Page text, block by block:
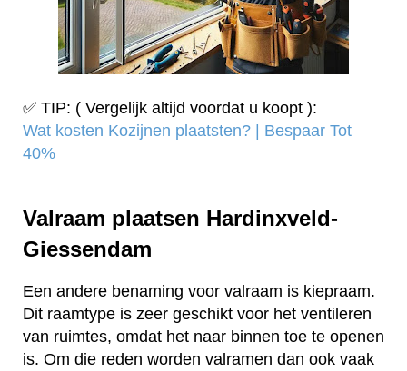
✅ TIP: ( Vergelijk altijd voordat u koopt ):
Wat kosten Kozijnen plaatsten? | Bespaar Tot
40%‎
Valraam plaatsen Hardinxveld-
Giessendam
Een andere benaming voor valraam is kiepraam.
Dit raamtype is zeer geschikt voor het ventileren
van ruimtes, omdat het naar binnen toe te openen
is. Om die reden worden valramen dan ook vaak